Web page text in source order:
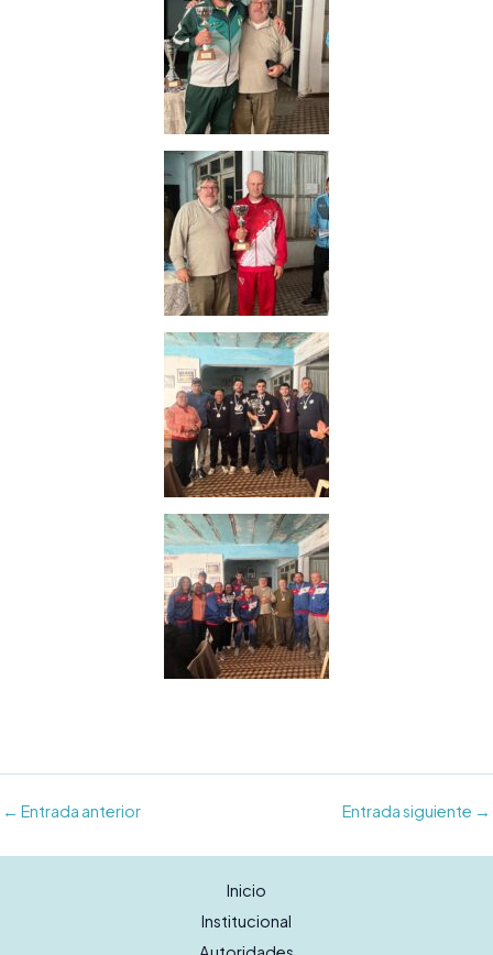
← Entrada anterior Entrada siguiente →
Inicio
Institucional